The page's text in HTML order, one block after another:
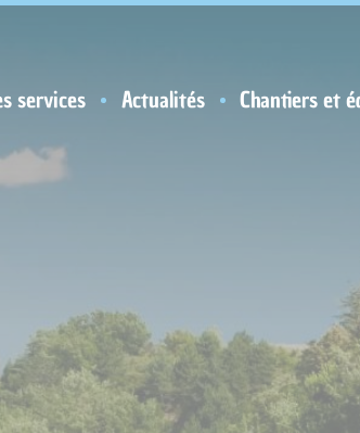
services Actualités Chantiers et